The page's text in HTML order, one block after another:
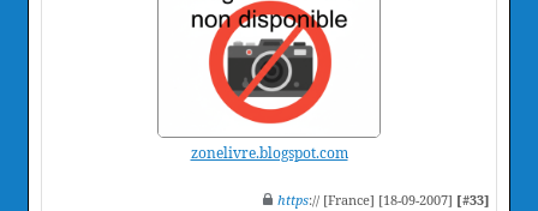
zonelivre.blogspot.com
https:// [France] [18-09-2007] [#33]